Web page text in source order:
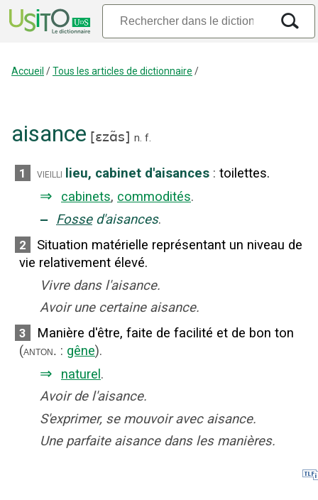
Accueil /Tous les articles de dictionnaire /
aisance [ɛzɑ̃s] n. f.
1 vieilli lieu, cabinet d'aisances : toilettes.
⇒ cabinets, commodités.
‒ Fosse d'aisances.
2
Situation matérielle représentant un niveau de
vie relativement élevé.
Vivre dans l'aisance.
Avoir une certaine aisance.
3
Manière d'être, faite de facilité et de bon ton
(anton. : gêne).
⇒ naturel .
Avoir de l'aisance.
S'exprimer, se mouvoir avec aisance.
Une parfaite aisance dans les manières.